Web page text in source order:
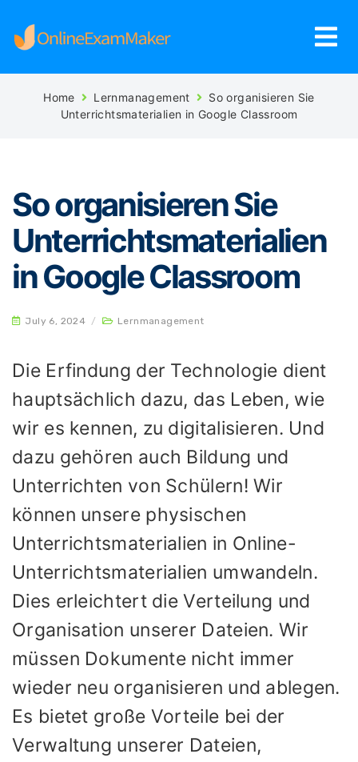
Home Lernmanagement
So organisieren Sie
Unterrichtsmaterialien in Google Classroom
So organisieren Sie
Unterrichtsmaterialien
in Google Classroom
July 6, 2024 / Lernmanagement
Die Erfindung der Technologie dient
hauptsächlich dazu, das Leben, wie
wir es kennen, zu digitalisieren. Und
dazu gehören auch Bildung und
Unterrichten von Schülern! Wir
können unsere physischen
Unterrichtsmaterialien in Online-
Unterrichtsmaterialien umwandeln.
Dies erleichtert die Verteilung und
Organisation unserer Dateien. Wir
müssen Dokumente nicht immer
wieder neu organisieren und ablegen.
Es bietet große Vorteile bei der
Verwaltung unserer Dateien,